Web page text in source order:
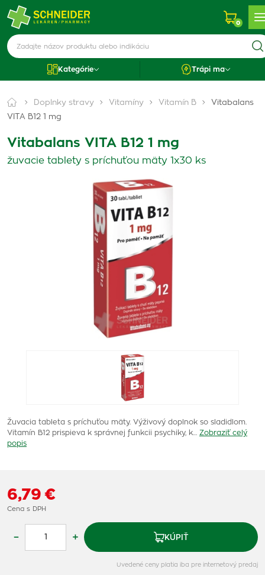
0
Kategórie Trápi ma
Doplnky stravy Vitamíny Vitamín B
Vitabalans
VITA B12 1 mg
Vitabalans VITA B12 1 mg
žuvacie tablety s príchuťou mäty 1x30 ks
Žuvacia tableta s príchuťou mäty. Výživový doplnok so sladidlom.
Vitamín B12 prispieva k správnej funkcii psychiky, k…
Zobraziť celý
popis
6,79 €
Cena s DPH
– + KÚPIŤ
Uvedené ceny platia iba pre internetový predaj